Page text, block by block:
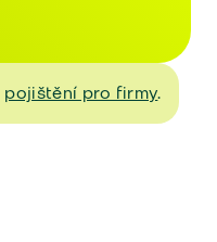
pojištění pro firmy.